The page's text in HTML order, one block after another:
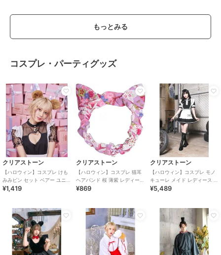
もっとみる
コスプレ・パーティグッズ
クリアストーン
【ハロウィン】コスプレ けも
みみピン セット ベアー ユニセ
ックス ブラウン
¥1,419
クリアストーン
【ハロウィン】コスプレ 猫耳
ヘアバンド 桜 薄紫 レディース
パープル
¥869
クリアストーン
【ハロウィン】コスプレ モノ
キューレ メイド レディース ブ
ラック
¥5,489